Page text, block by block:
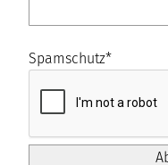
Spamschutz*